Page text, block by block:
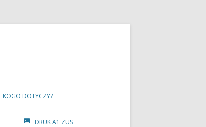
KOGO DOTYCZY?
DRUK A1 ZUS